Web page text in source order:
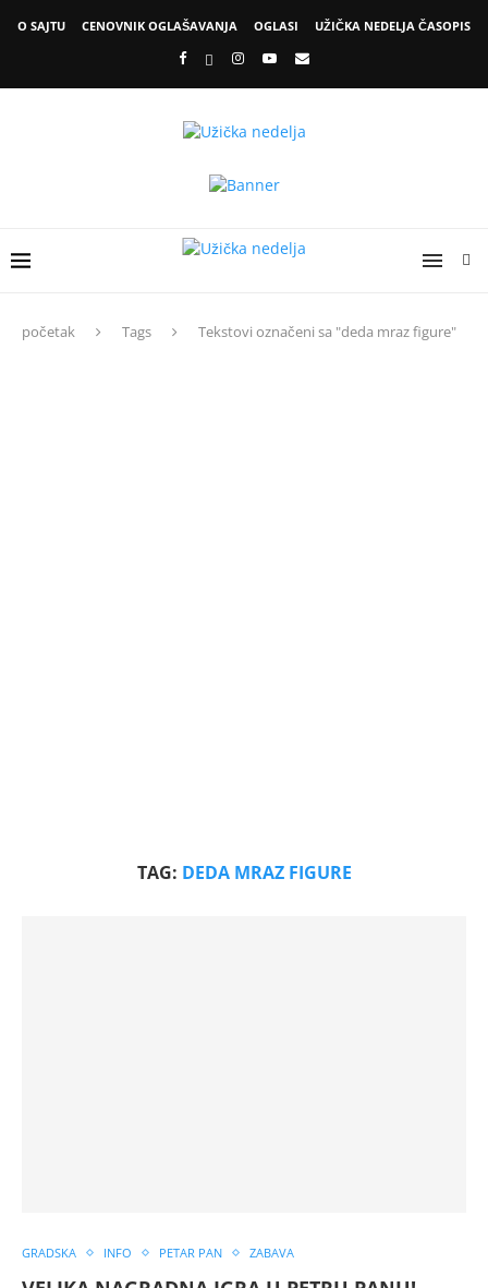
O SAJTU CENOVNIK OGLAŠAVANJA OGLASI UŽIČKA NEDELJA ČASOPIS
početak Tags Tekstovi označeni sa "deda mraz figure"
TAG: DEDA MRAZ FIGURE
GRADSKA INFO PETAR PAN ZABAVA